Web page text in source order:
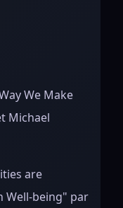
We Make
Michael
are
Well-being" par